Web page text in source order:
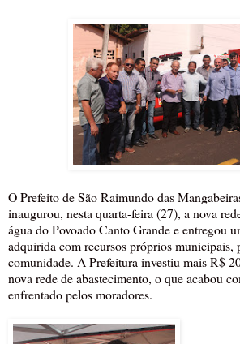
O Prefeito de São Raimundo das
inaugurou, nesta quarta-feira (27), a nova
água do Povoado Canto Grande e entregou
adquirida com recursos próprios municipais,
comunidade. A Prefeitura investiu mais R$
nova rede de abastecimento, o que acabou
enfrentado pelos moradores.